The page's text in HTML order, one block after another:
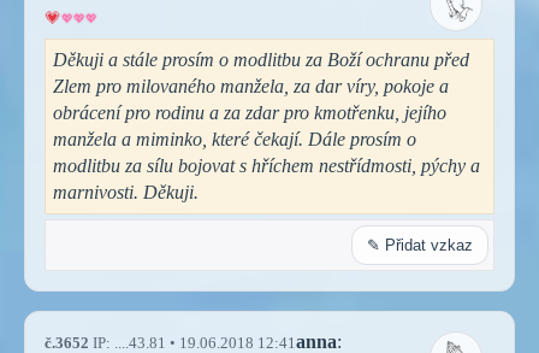
Děkuji a stále prosím o modlitbu za Boží ochranu před
Zlem pro milovaného manžela, za dar víry, pokoje a
obrácení pro rodinu a za zdar pro kmotřenku, jejího
manžela a miminko, které čekají. Dále prosím o
modlitbu za sílu bojovat s hříchem nestřídmosti, pýchy a
marnivosti. Děkuji.
✎ Přidat vzkaz
č.3652 IP: ....43.81 • 19.06.2018 12:41 anna: